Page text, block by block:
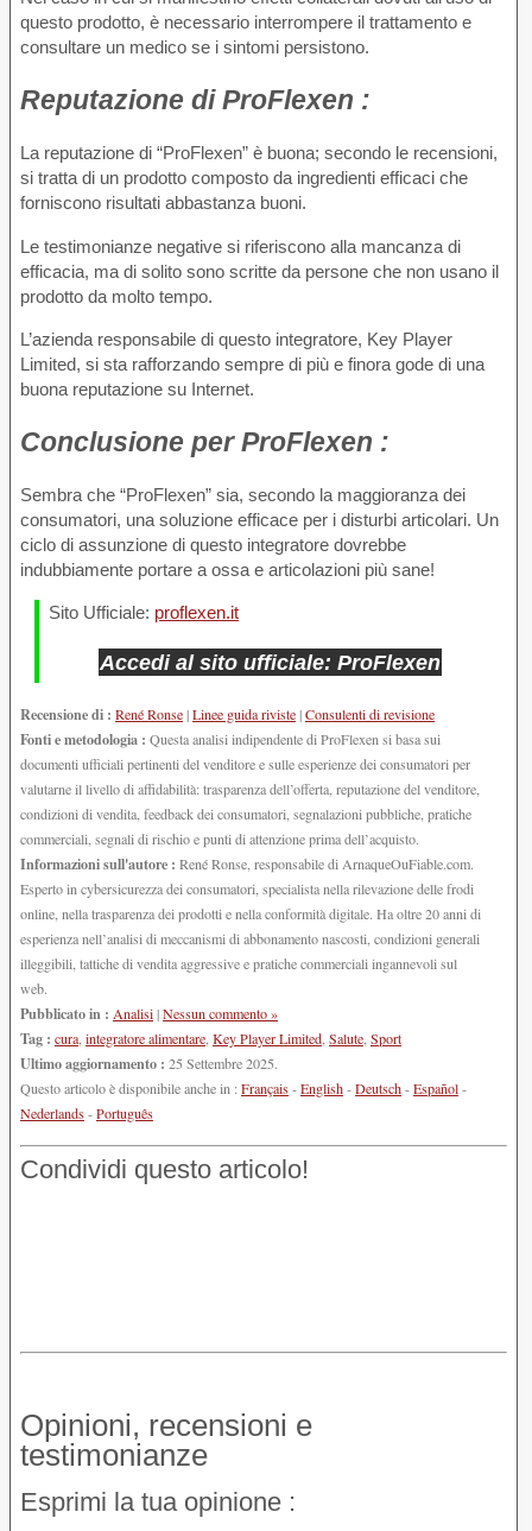
questo prodotto, è necessario interrompere il trattamento e
consultare un medico se i sintomi persistono.
Reputazione di ProFlexen :
La reputazione di “ProFlexen” è buona; secondo le recensioni,
si tratta di un prodotto composto da ingredienti efficaci che
forniscono risultati abbastanza buoni.
Le testimonianze negative si riferiscono alla mancanza di
efficacia, ma di solito sono scritte da persone che non usano il
prodotto da molto tempo.
L’azienda responsabile di questo integratore, Key Player
Limited, si sta rafforzando sempre di più e finora gode di una
buona reputazione su Internet.
Conclusione per ProFlexen :
Sembra che “ProFlexen” sia, secondo la maggioranza dei
consumatori, una soluzione efficace per i disturbi articolari. Un
ciclo di assunzione di questo integratore dovrebbe
indubbiamente portare a ossa e articolazioni più sane!
Sito Ufficiale: proflexen.it
Accedi al sito ufficiale: ProFlexen
Recensione di : René Ronse|Linee guida riviste|Consulenti di revisione
Fonti e metodologia : Questa analisi indipendente di ProFlexen si basa sui
documenti ufficiali pertinenti del venditore e sulle esperienze dei consumatori per
valutarne il livello di affidabilità: trasparenza dell’offerta, reputazione del venditore,
condizioni di vendita, feedback dei consumatori, segnalazioni pubbliche, pratiche
commerciali, segnali di rischio e punti di attenzione prima dell’acquisto.
Informazioni sull'autore : René Ronse, responsabile di ArnaqueOuFiable.com.
Esperto in cybersicurezza dei consumatori, specialista nella rilevazione delle frodi
online, nella trasparenza dei prodotti e nella conformità digitale. Ha oltre 20 anni di
esperienza nell’analisi di meccanismi di abbonamento nascosti, condizioni generali
illeggibili, tattiche di vendita aggressive e pratiche commerciali ingannevoli sul
web.
Pubblicato in : Analisi|Nessun commento »
Tag : cura integratore alimentare Key Player Limited Salute Sport
Ultimo aggiornamento : 25 Settembre 2025.
Questo articolo è disponibile anche in :Français-English-Deutsch-Español-
Nederlands-Português
Condividi questo articolo!
Opinioni, recensioni e
testimonianze
Esprimi la tua opinione :